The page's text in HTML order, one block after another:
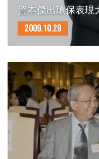
資本傑出環保表現
2009.10.29